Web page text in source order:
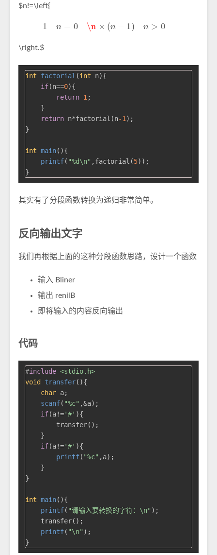
$n!=\left{
1 = \n × ( )n>
\right.$
int factorial (int n){
if(n==0){
return 1;
    }
return n*factorial(n-1);
}
int main(){
printf( "%d\n" ,factorial(5));
其实有了分段函数转换为递归非常简单。
反向输出文字
我们再根据上面的这种分段函数思路，设计一个函数
输入 Bliner
输出 renilB
即将输入的内容反向输出
代码
#include <stdio.h>
void
transfer(){
char a;
scanf( "%c" ,&a);
if(a!='#' ){
        transfer();
    }
if(a!='#' ){
printf( "%c" ,a);
    }
}
int main(){
printf( "请输入要转换的字符：\n" );
    transfer();
printf( "\n" );